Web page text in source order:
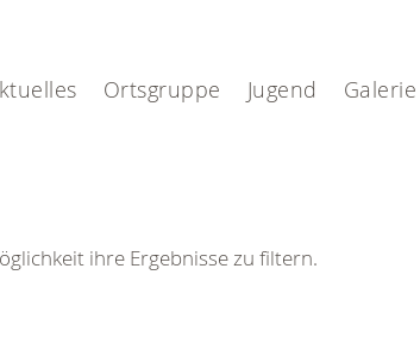
Ortsgruppe Jugend Galerie
ihre Ergebnisse zu filtern.